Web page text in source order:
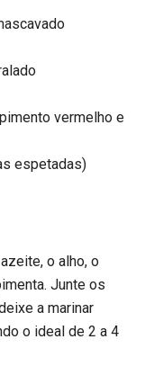
vermelho e
espetadas)
o alho, o
Junte os
a marinar
o ideal de 2 a 4